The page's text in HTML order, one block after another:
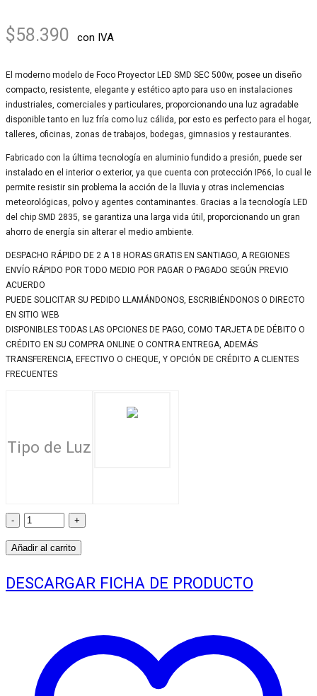
$58.390 con IVA
El moderno modelo de Foco Proyector LED SMD SEC 500w, posee un diseño
compacto, resistente, elegante y estético apto para uso en instalaciones
industriales, comerciales y particulares, proporcionando una luz agradable
disponible tanto en luz fría como luz cálida, por esto es perfecto para el hogar,
talleres, oficinas, zonas de trabajos, bodegas, gimnasios y restaurantes.
Fabricado con la última tecnología en aluminio fundido a presión, puede ser
instalado en el interior o exterior, ya que cuenta con protección IP66, lo cual le
permite resistir sin problema la acción de la lluvia y otras inclemencias
meteorológicas, polvo y agentes contaminantes. Gracias a la tecnología LED
del chip SMD 2835, se garantiza una larga vida útil, proporcionando un gran
ahorro de energía sin alterar el medio ambiente.
DESPACHO RÁPIDO DE 2 A 18 HORAS GRATIS EN SANTIAGO, A REGIONES
ENVÍO RÁPIDO POR TODO MEDIO POR PAGAR O PAGADO SEGÚN PREVIO
ACUERDO
PUEDE SOLICITAR SU PEDIDO LLAMÁNDONOS, ESCRIBIÉNDONOS O DIRECTO
EN SITIO WEB
DISPONIBLES TODAS LAS OPCIONES DE PAGO, COMO TARJETA DE DÉBITO O
CRÉDITO EN SU COMPRA ONLINE O CONTRA ENTREGA, ADEMÁS
TRANSFERENCIA, EFECTIVO O CHEQUE, Y OPCIÓN DE CRÉDITO A CLIENTES
FRECUENTES
Tipo de Luz
Proyector
LED
500
watt
Añadir al carrito
DESCARGAR FICHA DE PRODUCTO